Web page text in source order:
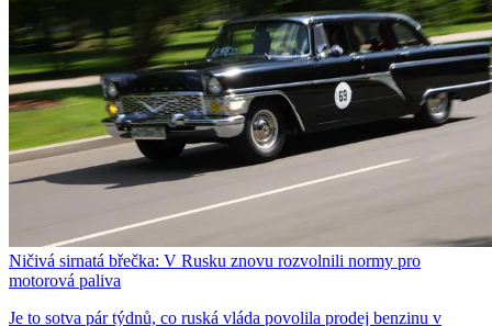
Ničivá sirnatá břečka: V Rusku znovu rozvolnili normy pro
motorová paliva
Je to sotva pár týdnů, co ruská vláda povolila prodej benzinu v